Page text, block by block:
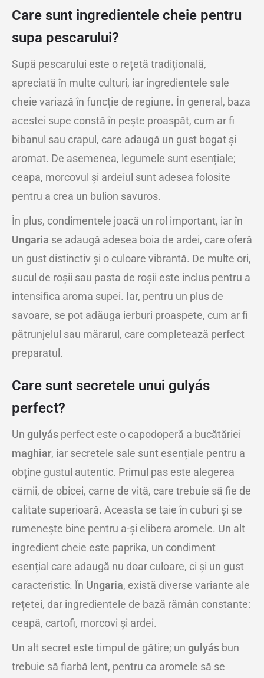
Care sunt ingredientele cheie pentru
supa pescarului?
Supă pescarului este o rețetă tradițională,
apreciată în multe culturi, iar ingredientele sale
cheie variază în funcție de regiune. În general, baza
acestei supe constă în pește proaspăt, cum ar fi
bibanul sau crapul, care adaugă un gust bogat și
aromat. De asemenea, legumele sunt esențiale;
ceapa, morcovul și ardeiul sunt adesea folosite
pentru a crea un bulion savuros.
În plus, condimentele joacă un rol important, iar în
Ungaria se adaugă adesea boia de ardei, care oferă
un gust distinctiv și o culoare vibrantă. De multe ori,
sucul de roșii sau pasta de roșii este inclus pentru a
intensifica aroma supei. Iar, pentru un plus de
savoare, se pot adăuga ierburi proaspete, cum ar fi
pătrunjelul sau mărarul, care completează perfect
preparatul.
Care sunt secretele unui gulyás
perfect?
Un gulyás perfect este o capodoperă a bucătăriei
maghiar, iar secretele sale sunt esențiale pentru a
obține gustul autentic. Primul pas este alegerea
cărnii, de obicei, carne de vită, care trebuie să fie de
calitate superioară. Aceasta se taie în cuburi și se
rumenește bine pentru a-și elibera aromele. Un alt
ingredient cheie este paprika, un condiment
esențial care adaugă nu doar culoare, ci și un gust
caracteristic. În Ungaria, există diverse variante ale
rețetei, dar ingredientele de bază rămân constante:
ceapă, cartofi, morcovi și ardei.
Un alt secret este timpul de gătire; un gulyás bun
trebuie să fiarbă lent, pentru ca aromele să se